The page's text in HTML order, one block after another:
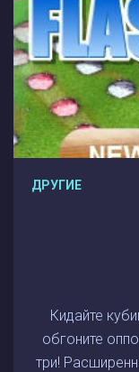
ДРУГИЕ
Кидайте
обгоните
три!